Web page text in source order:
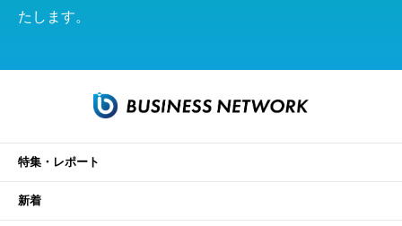
たします。
特集・レポート
新着